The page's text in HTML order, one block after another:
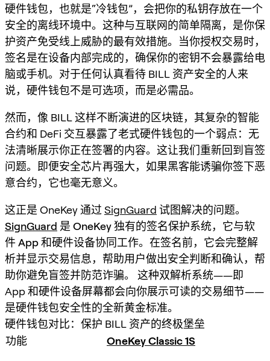
硬件钱包，也就是“冷钱包”，会把你的私钥存放在一个
安全的离线环境中。这种与互联网的简单隔离，是你保
护资产免受线上威胁的最有效措施。当你授权交易时，
签名是在设备内部完成的，确保你的密钥不会暴露给电
脑或手机。对于任何认真看待 BILL 资产安全的人来
说，硬件钱包不是可选项，而是必需品。
然而，像 BILL 这样不断演进的区块链，其复杂的智能
合约和 DeFi 交互暴露了老式硬件钱包的一个弱点：无
法清晰展示你正在签署的内容。这让我们重新回到盲签
问题。即便安全芯片再强大，如果黑客能诱骗你签下恶
意合约，它也毫无意义。
这正是 OneKey 通过 SignGuard 试图解决的问题。
SignGuard 是 OneKey 独有的签名保护系统，它与软
件 App 和硬件设备协同工作。在签名前，它会完整解
析并显示交易信息，帮助用户做出安全判断和确认，帮
助你避免盲签并防范诈骗。
这种双解析系统——即
App 和硬件设备屏幕都会向你展示可读的交易细节——
是硬件钱包安全性的全新黄金标准。
硬件钱包对比：保护 BILL 资产的终极堡垒
功能
OneKey Classic 1S